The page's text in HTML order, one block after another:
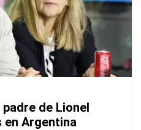
de Lionel
en Argentina